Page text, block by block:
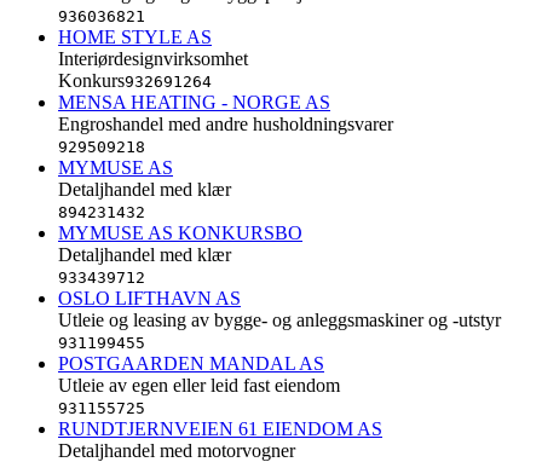
936036821
HOME STYLE AS
Interiørdesignvirksomhet
Konkurs932691264
MENSA HEATING - NORGE AS
Engroshandel med andre husholdningsvarer
929509218
MYMUSE AS
Detaljhandel med klær
894231432
MYMUSE AS KONKURSBO
Detaljhandel med klær
933439712
OSLO LIFTHAVN AS
Utleie og leasing av bygge- og anleggsmaskiner og -utstyr
931199455
POSTGAARDEN MANDAL AS
Utleie av egen eller leid fast eiendom
931155725
RUNDTJERNVEIEN 61 EIENDOM AS
Detaljhandel med motorvogner